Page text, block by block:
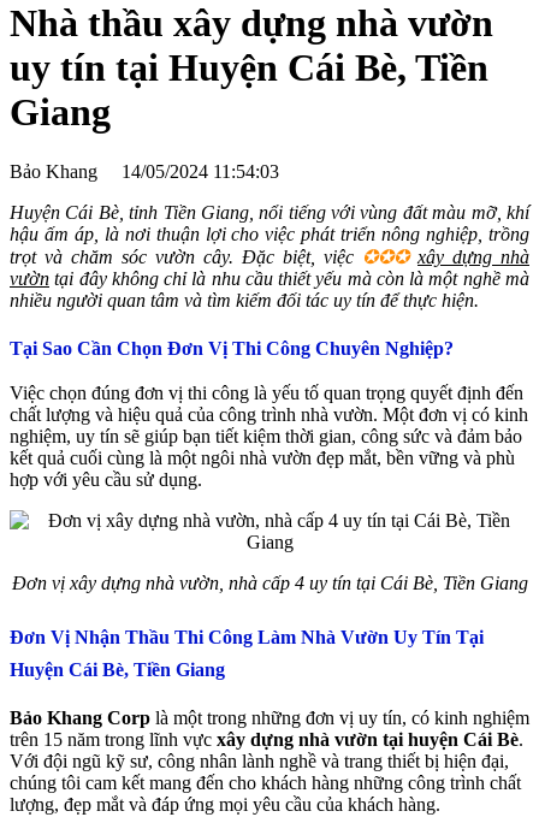
Nhà thầu xây dựng nhà vườn
uy tín tại Huyện Cái Bè, Tiền
Giang
Bảo Khang 14/05/2024 11:54:03
Huyện Cái Bè, tỉnh Tiền Giang, nổi tiếng với vùng đất màu mỡ, khí
hậu ấm áp, là nơi thuận lợi cho việc phát triển nông nghiệp, trồng
trọt và chăm sóc vườn cây. Đặc biệt, việc ✪✪✪ xây dựng nhà
vườn tại đây không chỉ là nhu cầu thiết yếu mà còn là một nghề mà
nhiều người quan tâm và tìm kiếm đối tác uy tín để thực hiện.
Tại Sao Cần Chọn Đơn Vị Thi Công Chuyên Nghiệp?
Việc chọn đúng đơn vị thi công là yếu tố quan trọng quyết định đến
chất lượng và hiệu quả của công trình nhà vườn. Một đơn vị có kinh
nghiệm, uy tín sẽ giúp bạn tiết kiệm thời gian, công sức và đảm bảo
kết quả cuối cùng là một ngôi nhà vườn đẹp mắt, bền vững và phù
hợp với yêu cầu sử dụng.
Đơn vị xây dựng nhà vườn, nhà cấp 4 uy tín tại Cái Bè, Tiền Giang
Đơn Vị Nhận Thầu Thi Công Làm Nhà Vườn Uy Tín Tại
Huyện Cái Bè, Tiền Giang
Bảo Khang Corp là một trong những đơn vị uy tín, có kinh nghiệm
trên 15 năm trong lĩnh vực xây dựng nhà vườn tại huyện Cái Bè.
Với đội ngũ kỹ sư, công nhân lành nghề và trang thiết bị hiện đại,
chúng tôi cam kết mang đến cho khách hàng những công trình chất
lượng, đẹp mắt và đáp ứng mọi yêu cầu của khách hàng.